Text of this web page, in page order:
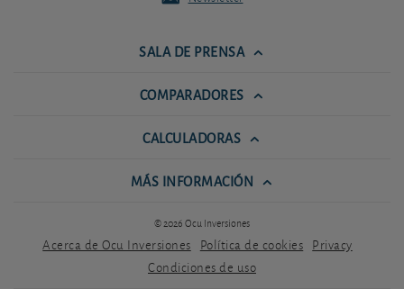
SALA DE PRENSA
COMPARADORES
CALCULADORAS
MÁS INFORMACIÓN
© 2026 Ocu Inversiones
Acerca de Ocu Inversiones Política de cookies Privacy
Condiciones de uso